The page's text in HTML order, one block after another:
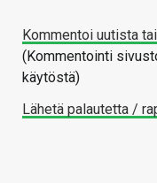
Kommentoi uutista
(Kommentointi
käytöstä)
Lähetä palautetta /